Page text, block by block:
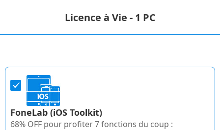
Licence à Vie - 1 PC
FoneLab (iOS Toolkit)
68% OFF pour profiter 7 fonctions du coup :